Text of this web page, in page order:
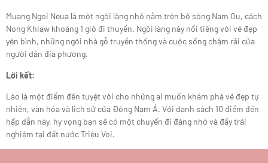
Muang Ngoi Neua là một ngôi làng nhỏ nằm trên bờ sông Nam Ou, cách
Nong Khiaw khoảng 1 giờ đi thuyền. Ngôi làng này nổi tiếng với vẻ đẹp
yên bình, những ngôi nhà gỗ truyền thống và cuộc sống chậm rãi của
người dân địa phương.
Lời kết:
Lào là một điểm đến tuyệt vời cho những ai muốn khám phá vẻ đẹp tự
nhiên, văn hóa và lịch sử của Đông Nam Á. Với danh sách 10 điểm đến
hấp dẫn này, hy vọng bạn sẽ có một chuyến đi đáng nhớ và đầy trải
nghiệm tại đất nước Triệu Voi.